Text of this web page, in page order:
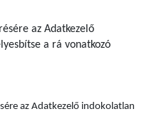
az Adatkezelő
a rá vonatkozó
az Adatkezelő indokolatlan